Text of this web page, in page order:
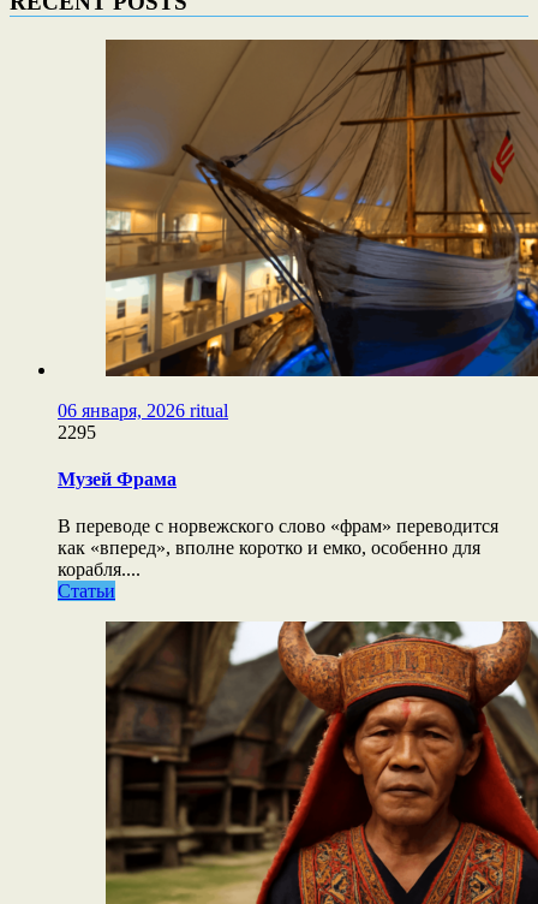
06 января, 2026 ritual
2295
Музей Фрама
В переводе с норвежского слово «фрам» переводится
как «вперед», вполне коротко и емко, особенно для
корабля....
Статьи